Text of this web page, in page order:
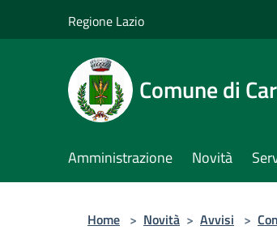
Regione Lazio
Comune di
Amministrazione Novità
Home > Novità > Avvisi >